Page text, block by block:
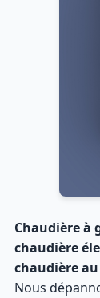
Chaudière à
chaudière
chaudière
Nous